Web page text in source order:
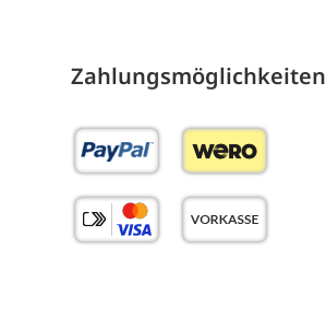
Zahlungs­möglich­keiten